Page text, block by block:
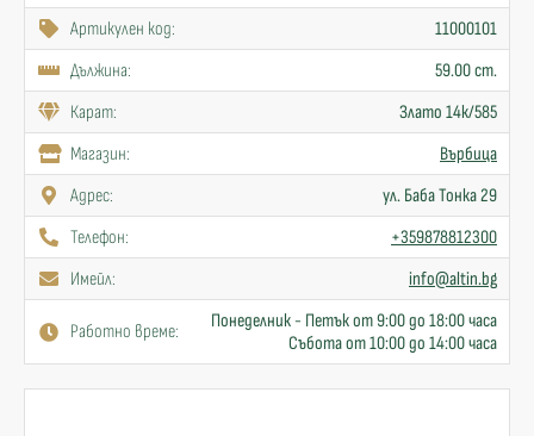
Артикулен код:
11000101
Дължина:
59.00 cm.
Карат:
Злато 14к/585
Mагазин:
Върбица
Адрес:
ул. Баба Тонка 29
Телефон:
+359878812300
Имейл:
info@altin.bg
Работно време:
Понеделник - Петък от 9:00 до 18:00 часа
Събота от 10:00 до 14:00 часа